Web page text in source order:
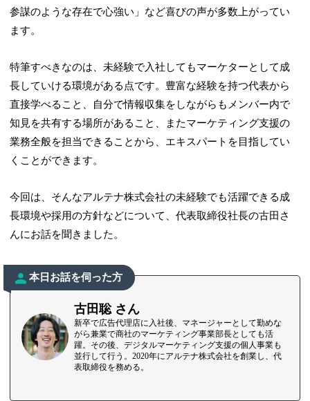
参謀のような存在で心強い」など喜びの声が多数上がってい
ます。
特筆すべきなのは、未経験で入社してもマーケターとして成
長していける環境がある点です。豊富な経験を持つ代表から
直接学べること、自分で情報収集をしながらもメンバー内で
知見を共有する場所があること、またマーケティング支援の
業務全般を担当できることから、エキスパートを目指してい
くことができます。
今回は、そんなアルテナ株式会社の未経験でも活躍できる成
長環境や採用の方針などについて、代表取締役社長の古田さ
んにお話を聞きました。
本日お話を伺った方
古田聡 さん
新卒で広告代理店に入社後、マネージャーとして勤めな
がら兼業で商社のマーケティング事業部長としても活
躍。その後、デジタルマーケティング支援の個人事業も
並行して行う。2020年にアルテナ株式会社を創業し、代
表取締役を務める。